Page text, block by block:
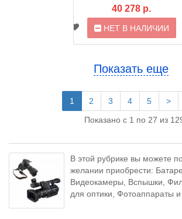
40 278 р.
НЕТ В НАЛИЧИИ
Показать еще
1 2 3 4 5 >
Показано с 1 по 27 из
В этой рубрике вы можете
желании приобрести:
Видеокамеры, Вспышки,
для оптики, Фотоаппараты